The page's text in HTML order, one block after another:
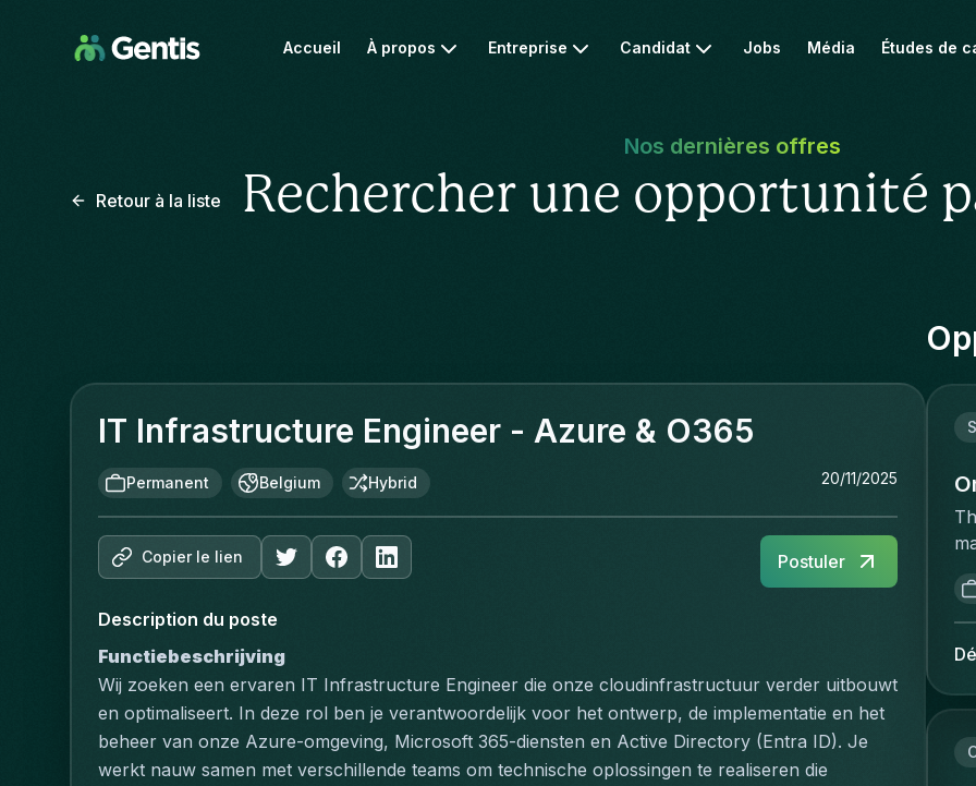
Accueil À propos Entreprise Candidat Jobs Média Études de
Nos dernières offres
Rechercher une opportunité
Retour à la liste
IT Infrastructure Engineer - Azure & O365
Permanent Belgium Hybrid 20/11/2025
Copier le lien Postuler
Description du poste
Functiebeschrijving
Wij zoeken een ervaren IT Infrastructure Engineer die onze cloudinfrastructuur verder uitbouwt
en optimaliseert. In deze rol ben je verantwoordelijk voor het ontwerp, de implementatie en het
beheer van onze Azure-omgeving, Microsoft 365-diensten en Active Directory (Entra ID). Je
werkt nauw samen met verschillende teams om technische oplossingen te realiseren die